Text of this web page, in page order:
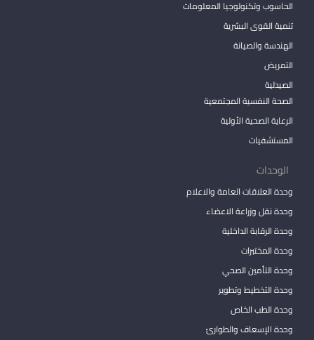
الحاسوب وتكنولوجيا المعلومات
تنمية القوى البشرية
الهندسة والصيانة
التمريض
الصيدلية
الصحة النفسية المجتمعية
الرعاية الصحية الأولية
المستشفيات
الوحدات
وحدة العلاقات العامة والاعلام
وحدة نقل وزراعة الاعضاء
وحدة الرقابة الداخلية
وحدة المختبرات
وحدة التأمين الصحي
وحدة التخطيط وتطوير
وحدة الطب الخاص
وحدة الإسعاف والطوارئ